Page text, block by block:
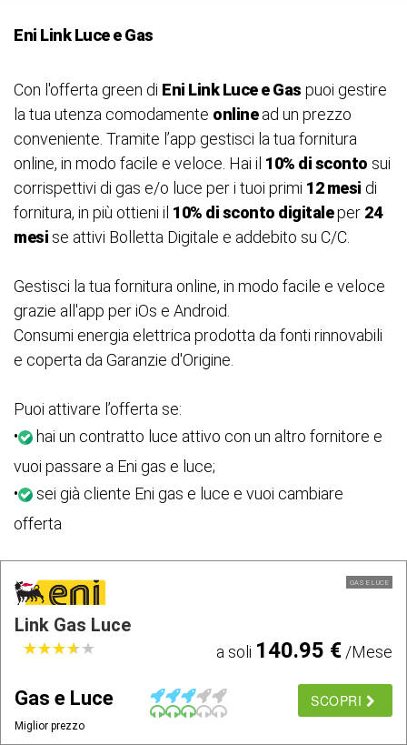
Eni Link Luce e Gas
Con l'offerta green di Eni Link Luce e Gas puoi gestire
la tua utenza comodamente onlinead un prezzo
conveniente. Tramite l’app gestisci la tua fornitura
online, in modo facile e veloce. Hai il 10% di sconto sui
corrispettivi di gas e/o luce per i tuoi primi 12 mesi di
fornitura, in più ottieni il 10% di sconto digitaleper 24
mesi se attivi Bolletta Digitale e addebito su C/C.
Gestisci la tua fornitura online, in modo facile e veloce
grazie all'app per iOs e Android.
Consumi energia elettrica prodotta da fonti rinnovabili
e coperta da Garanzie d'Origine.
Puoi attivare l’offerta se:
•
hai un contratto luce attivo con un altro fornitore e
vuoi passare a Eni gas e luce;
•
sei già cliente Eni gas e luce e vuoi cambiare
offerta
GAS E LUCE
Link Gas Luce
★★★★★
★★★★★ a soli 140.95 €/Mese
Gas e Luce
Miglior prezzo
SCOPRI